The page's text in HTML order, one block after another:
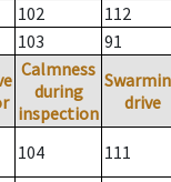
102 112
103 91
Calmness
during
inspection
drive
104 111